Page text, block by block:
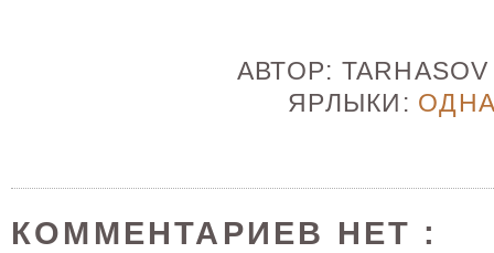
АВТОР:
ЯРЛЫКИ:
КОММЕНТАРИЕВ НЕТ :